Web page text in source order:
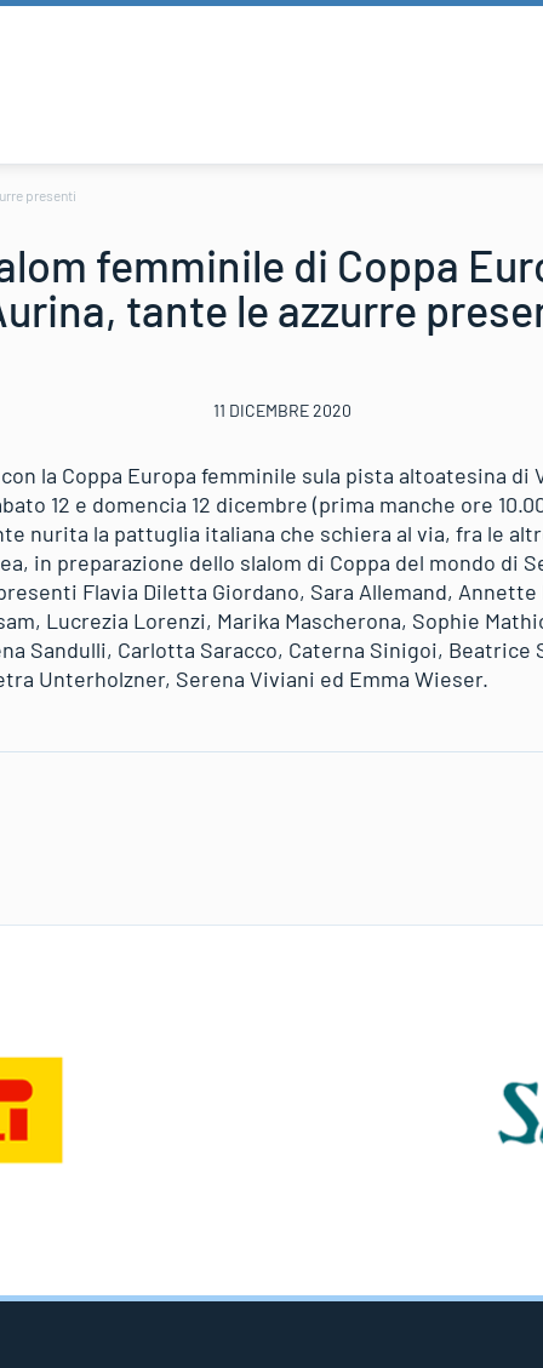
presenti
femminile di Coppa
tante le azzurre
11 DICEMBRE 2020
la Coppa Europa femminile sula pista altoatesina di
12 e domencia 12 dicembre (prima manche ore
nurita la pattuglia italiana che schiera al via, fra le
in preparazione dello slalom di Coppa del mondo di
Flavia Diletta Giordano, Sara Allemand,
Lucrezia Lorenzi, Marika Mascherona, Sophie
Sandulli, Carlotta Saracco, Caterna Sinigoi, Beatrice
Unterholzner, Serena Viviani ed Emma Wieser.